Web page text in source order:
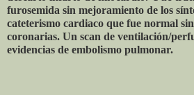
furosemida sin mejoramiento de los
cateterismo cardiaco que fue normal
coronarias. Un scan de ventilación/
evidencias de embolismo pulmonar.